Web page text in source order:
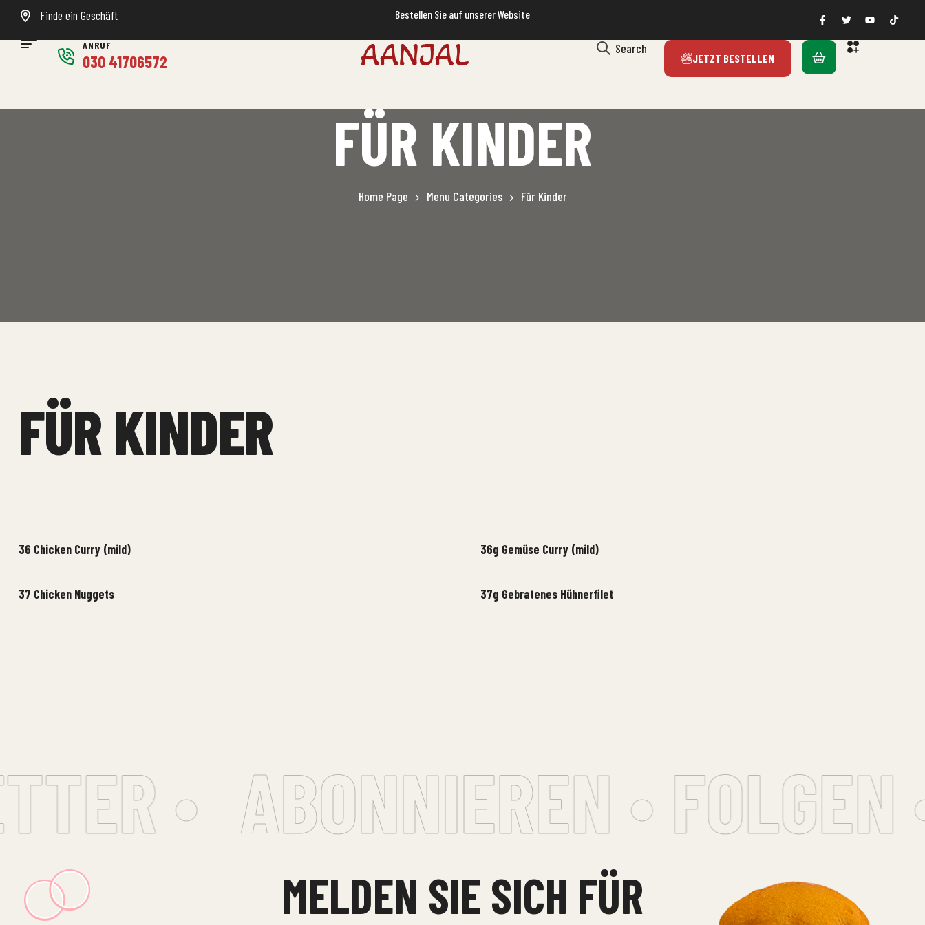
Finde ein Geschäft Bestellen Sie auf unserer Website
ANRUF
030 41706572
Search
JETZT BESTELLEN
FÜR KINDER
Home Page Menu Categories Für Kinder
FÜR KINDER
36 Chicken Curry (mild) 36g Gemüse Curry (mild)
37 Chicken Nuggets 37g Gebratenes Hühnerfilet
• ABONNIEREN • FOLGEN
MELDEN SIE SICH FÜR